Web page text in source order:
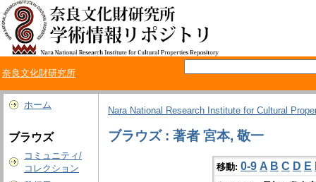
奈良文化財研究所
ホーム
ブラウズ
コミュニティ/
コレクション
Nara National Research Institute for Cultural
ブラウズ : 著者 宮本, 敬一
移動: 0-9 A B C D E